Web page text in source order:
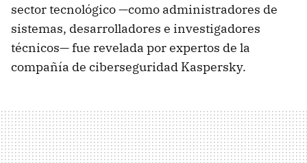
sector tecnológico —como administradores de
sistemas, desarrolladores e investigadores
técnicos— fue revelada por expertos de la
compañía de ciberseguridad Kaspersky.